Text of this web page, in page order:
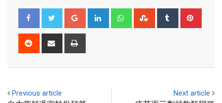
Previous article Next article